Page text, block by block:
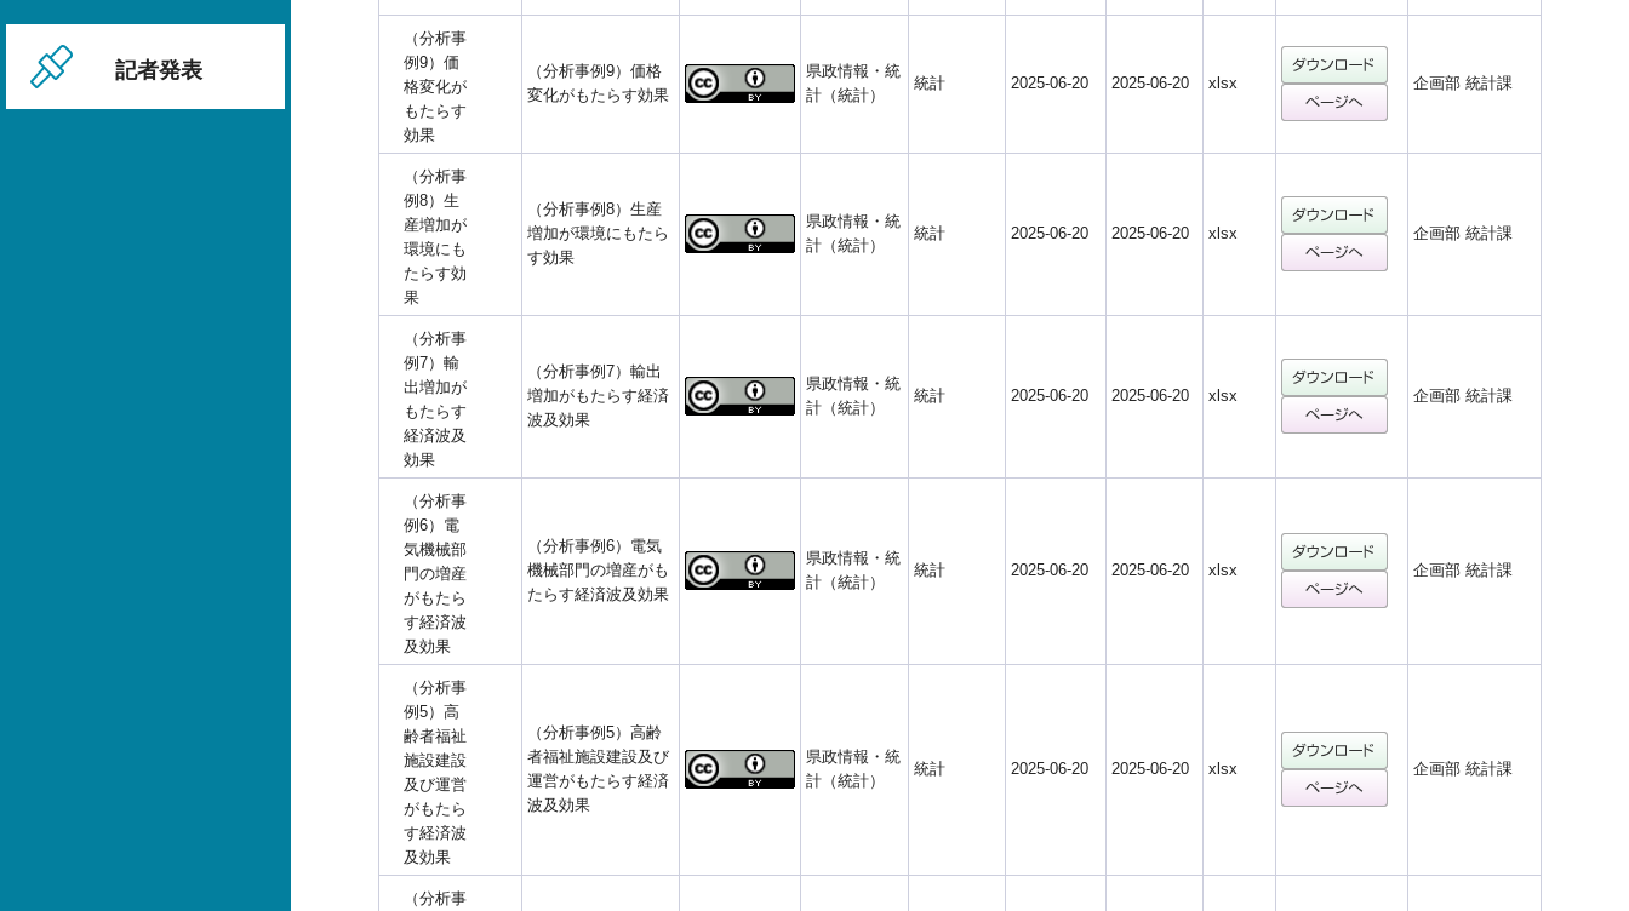
記者発表
（分析事
例9）価
格変化が
もたらす
効果
（分析事例9）価格
変化がもたらす効果
県政情報・統
計（統計）
統計 2025-06-20 2025-06-20 xlsx 企画部 統計課
（分析事
例8）生
産増加が
環境にも
たらす効
果
（分析事例8）生産
増加が環境にもたら
す効果
県政情報・統
計（統計）
統計 2025-06-20 2025-06-20 xlsx 企画部 統計課
（分析事
例7）輸
出増加が
もたらす
経済波及
効果
（分析事例7）輸出
増加がもたらす経済
波及効果
県政情報・統
計（統計）
統計 2025-06-20 2025-06-20 xlsx 企画部 統計課
（分析事
例6）電
気機械部
門の増産
がもたら
す経済波
及効果
（分析事例6）電気
機械部門の増産がも
たらす経済波及効果
県政情報・統
計（統計）
統計 2025-06-20 2025-06-20 xlsx 企画部 統計課
（分析事
例5）高
齢者福祉
施設建設
及び運営
がもたら
す経済波
及効果
（分析事例5）高齢
者福祉施設建設及び
運営がもたらす経済
波及効果
県政情報・統
計（統計）
統計 2025-06-20 2025-06-20 xlsx 企画部 統計課
（分析事